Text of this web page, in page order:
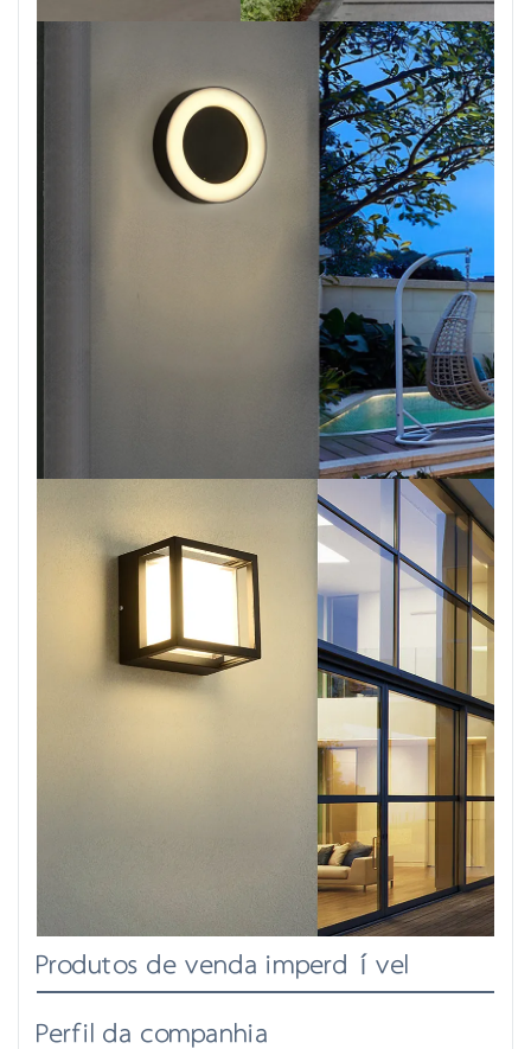
Produtos de venda imperdível
Perfil da companhia